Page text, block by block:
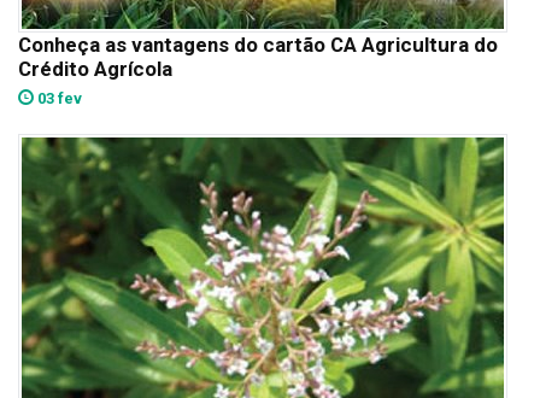
Conheça as vantagens do cartão CA Agricultura do
Crédito Agrícola
03 fev